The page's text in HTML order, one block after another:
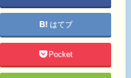
はてブ
Pocket